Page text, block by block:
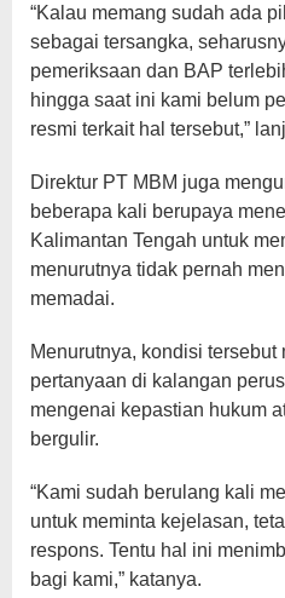
“Kalau memang sudah ada
sebagai tersangka,
pemeriksaan dan BAP
hingga saat ini kami belum
resmi terkait hal tersebut,”
Direktur PT MBM juga
beberapa kali berupaya
Kalimantan Tengah untuk
menurutnya tidak pernah
memadai.
Menurutnya, kondisi
pertanyaan di kalangan
mengenai kepastian hukum
bergulir.
“Kami sudah berulang kali
untuk meminta kejelasan,
respons. Tentu hal ini
bagi kami,” katanya.